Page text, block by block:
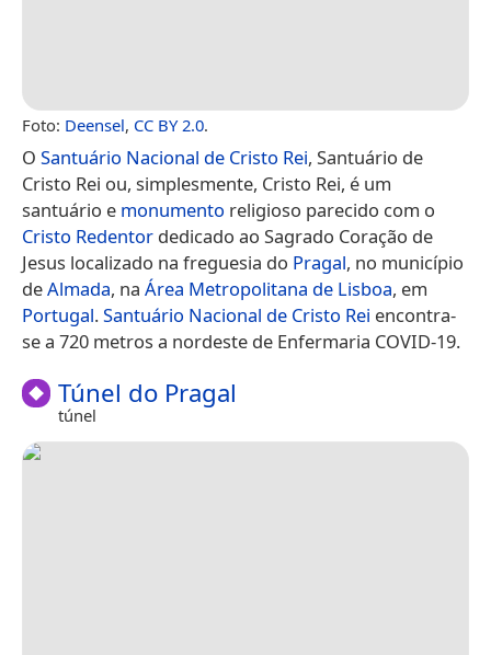
Foto: Deensel, CC BY 2.0.
O Santuário Nacional de Cristo Rei, Santuário de
Cristo Rei ou, simplesmente, Cristo Rei, é um
santuário e monumento religioso parecido com o
Cristo Redentor dedicado ao Sagrado Coração de
Jesus localizado na freguesia do Pragal, no município
deAlmada, na Área Metropolitana de Lisboa, em
Portugal.Santuário Nacional de Cristo Rei encontra-
se a 720 metros a nordeste de Enfermaria COVID-19.
Túnel do Pragal
túnel